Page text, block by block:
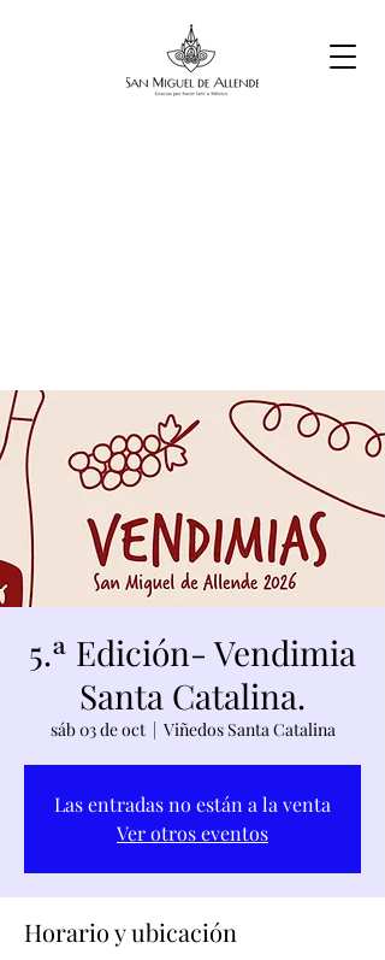
5.ª Edición- Vendimia
Santa Catalina.
sáb 03 de oct
  |
Viñedos Santa Catalina
Las entradas no están a la venta
Ver otros eventos
Horario y ubicación